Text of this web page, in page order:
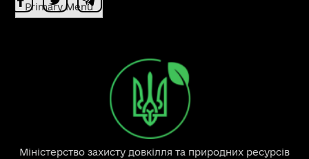
Primary Menu
Міністерство захисту довкілля та природних ресурсів